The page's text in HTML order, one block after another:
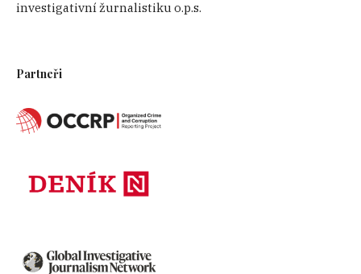
investigativní žurnalistiku o.p.s.
Partneři